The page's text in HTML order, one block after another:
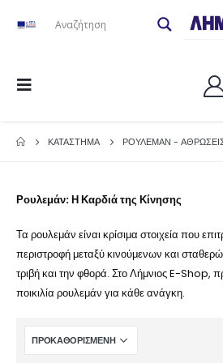
ΚΑΤΆΣΤΗΜΑ ΡΟΥΛΕΜΑΝ -
Ρουλεμάν: Η Καρδιά της Κίνησης
Τα ρουλεμάν είναι κρίσιμα στοιχεία που
περιστροφή μεταξύ κινούμενων και
τριβή και την φθορά. Στο Λήμνιος E-Shop,
ποικιλία ρουλεμάν για κάθε ανάγκη.